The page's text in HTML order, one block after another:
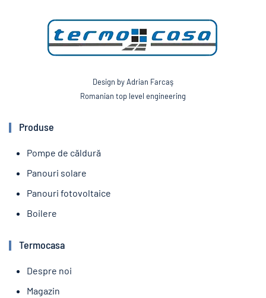
Design by Adrian Farcaş
Romanian top level engineering
Produse
Pompe de căldură
Panouri solare
Panouri fotovoltaice
Boilere
Termocasa
Despre noi
Magazin